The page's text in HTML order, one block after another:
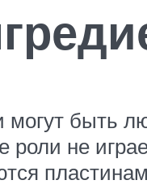
быть
роли не